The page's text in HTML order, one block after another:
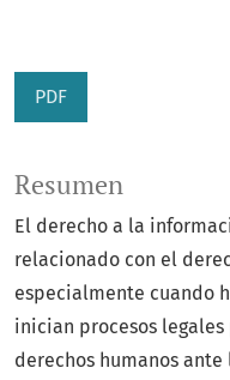
PDF
Resumen
El derecho a la
relacionado con el
especialmente cuando
inician procesos
derechos humanos